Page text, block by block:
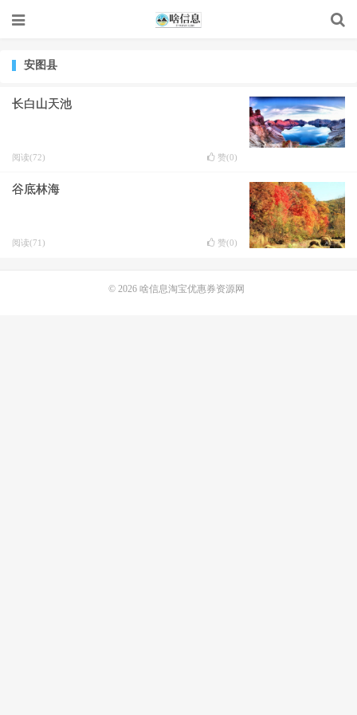
安图县
长白山天池
阅读(72) 赞(0)
谷底林海
阅读(71) 赞(0)
© 2026 啥信息淘宝优惠券资源网